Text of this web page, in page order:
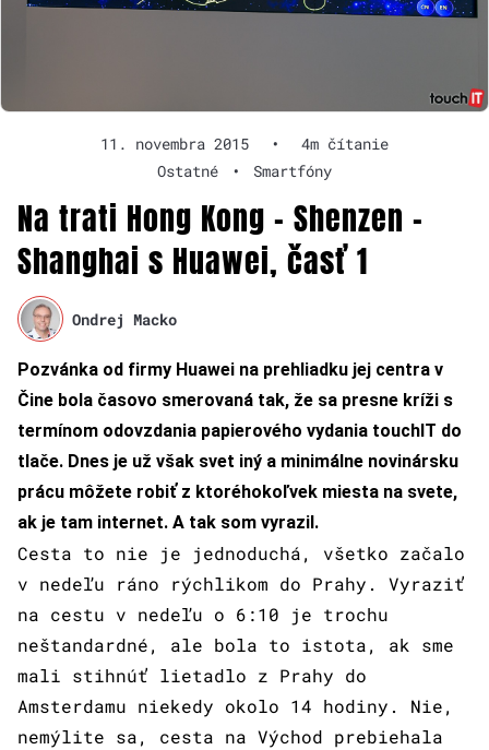
11. novembra 2015 •
4m čítanie
Ostatné
• Smartfóny
Na trati Hong Kong – Shenzen –
Shanghai s Huawei, časť 1
Ondrej Macko
Pozvánka od firmy Huawei na prehliadku jej centra v
Čine bola časovo smerovaná tak, že sa presne kríži s
termínom odovzdania papierového vydania touchIT do
tlače. Dnes je už však svet iný a minimálne novinársku
prácu môžete robiť z ktoréhokoľvek miesta na svete,
ak je tam internet. A tak som vyrazil.
Cesta to nie je jednoduchá, všetko začalo
v nedeľu ráno rýchlikom do Prahy. Vyraziť
na cestu v nedeľu o 6:10 je trochu
neštandardné, ale bola to istota, ak sme
mali stihnúť lietadlo z Prahy do
Amsterdamu niekedy okolo 14 hodiny. Nie,
nemýlite sa, cesta na Východ prebiehala